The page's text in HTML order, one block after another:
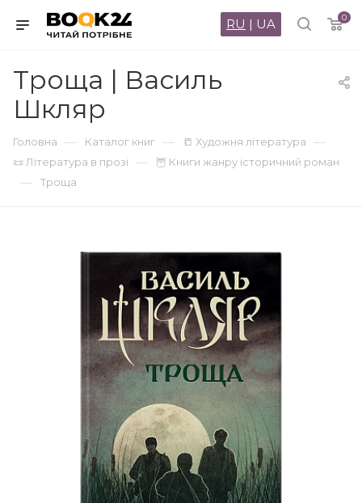
0
RU | UA
Троща | Василь
Шкляр
Головна — Каталог книг — 📒 Художня література —
📜 Література в прозі — 🦉 Книги жанру історичний роман
— Троща